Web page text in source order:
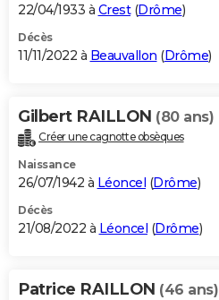
22/04/1933 à Crest(Drôme)
Décès
11/11/2022 à Beauvallon (Drôme)
Gilbert RAILLON (80 ans)
Créer une cagnotte obsèques
Naissance
26/07/1942 à Léoncel (Drôme)
Décès
21/08/2022 à Léoncel (Drôme)
Patrice RAILLON (46 ans)